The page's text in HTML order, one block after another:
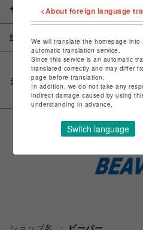
サイズ
注意事項
シェアする
<About foreign language
We will translate the homepage
automatic translation service.
Since this service is an automatic
translated correctly and may differ
page before translation.
In addition, we do not take any
indirect damage caused by using
understanding in advance.
Switch language